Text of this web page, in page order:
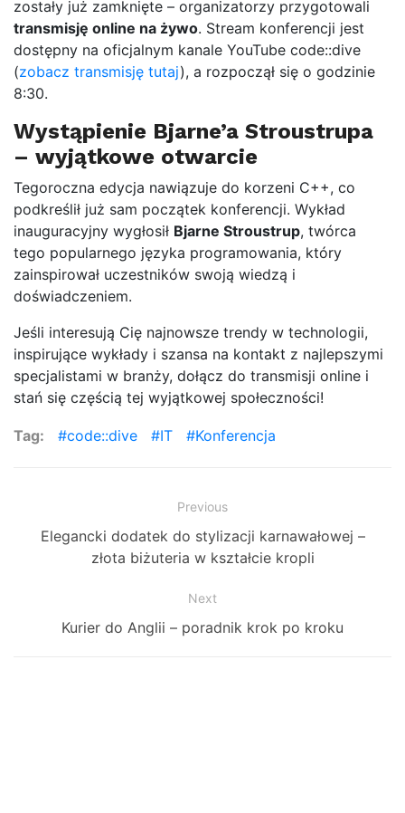
zostały już zamknięte – organizatorzy przygotowali
transmisję online na żywo. Stream konferencji jest
dostępny na oficjalnym kanale YouTube code::dive
(zobacz transmisję tutaj), a rozpoczął się o godzinie
8:30.
Wystąpienie Bjarne’a Stroustrupa
– wyjątkowe otwarcie
Tegoroczna edycja nawiązuje do korzeni C++, co
podkreślił już sam początek konferencji. Wykład
inauguracyjny wygłosił Bjarne Stroustrup, twórca
tego popularnego języka programowania, który
zainspirował uczestników swoją wiedzą i
doświadczeniem.
Jeśli interesują Cię najnowsze trendy w technologii,
inspirujące wykłady i szansa na kontakt z najlepszymi
specjalistami w branży, dołącz do transmisji online i
stań się częścią tej wyjątkowej społeczności!
Tag: code::dive IT Konferencja
wpisy
Previous
Previous
Elegancki dodatek do stylizacji karnawałowej –
złota biżuteria w kształcie kropli
Next
Next
Kurier do Anglii – poradnik krok po kroku